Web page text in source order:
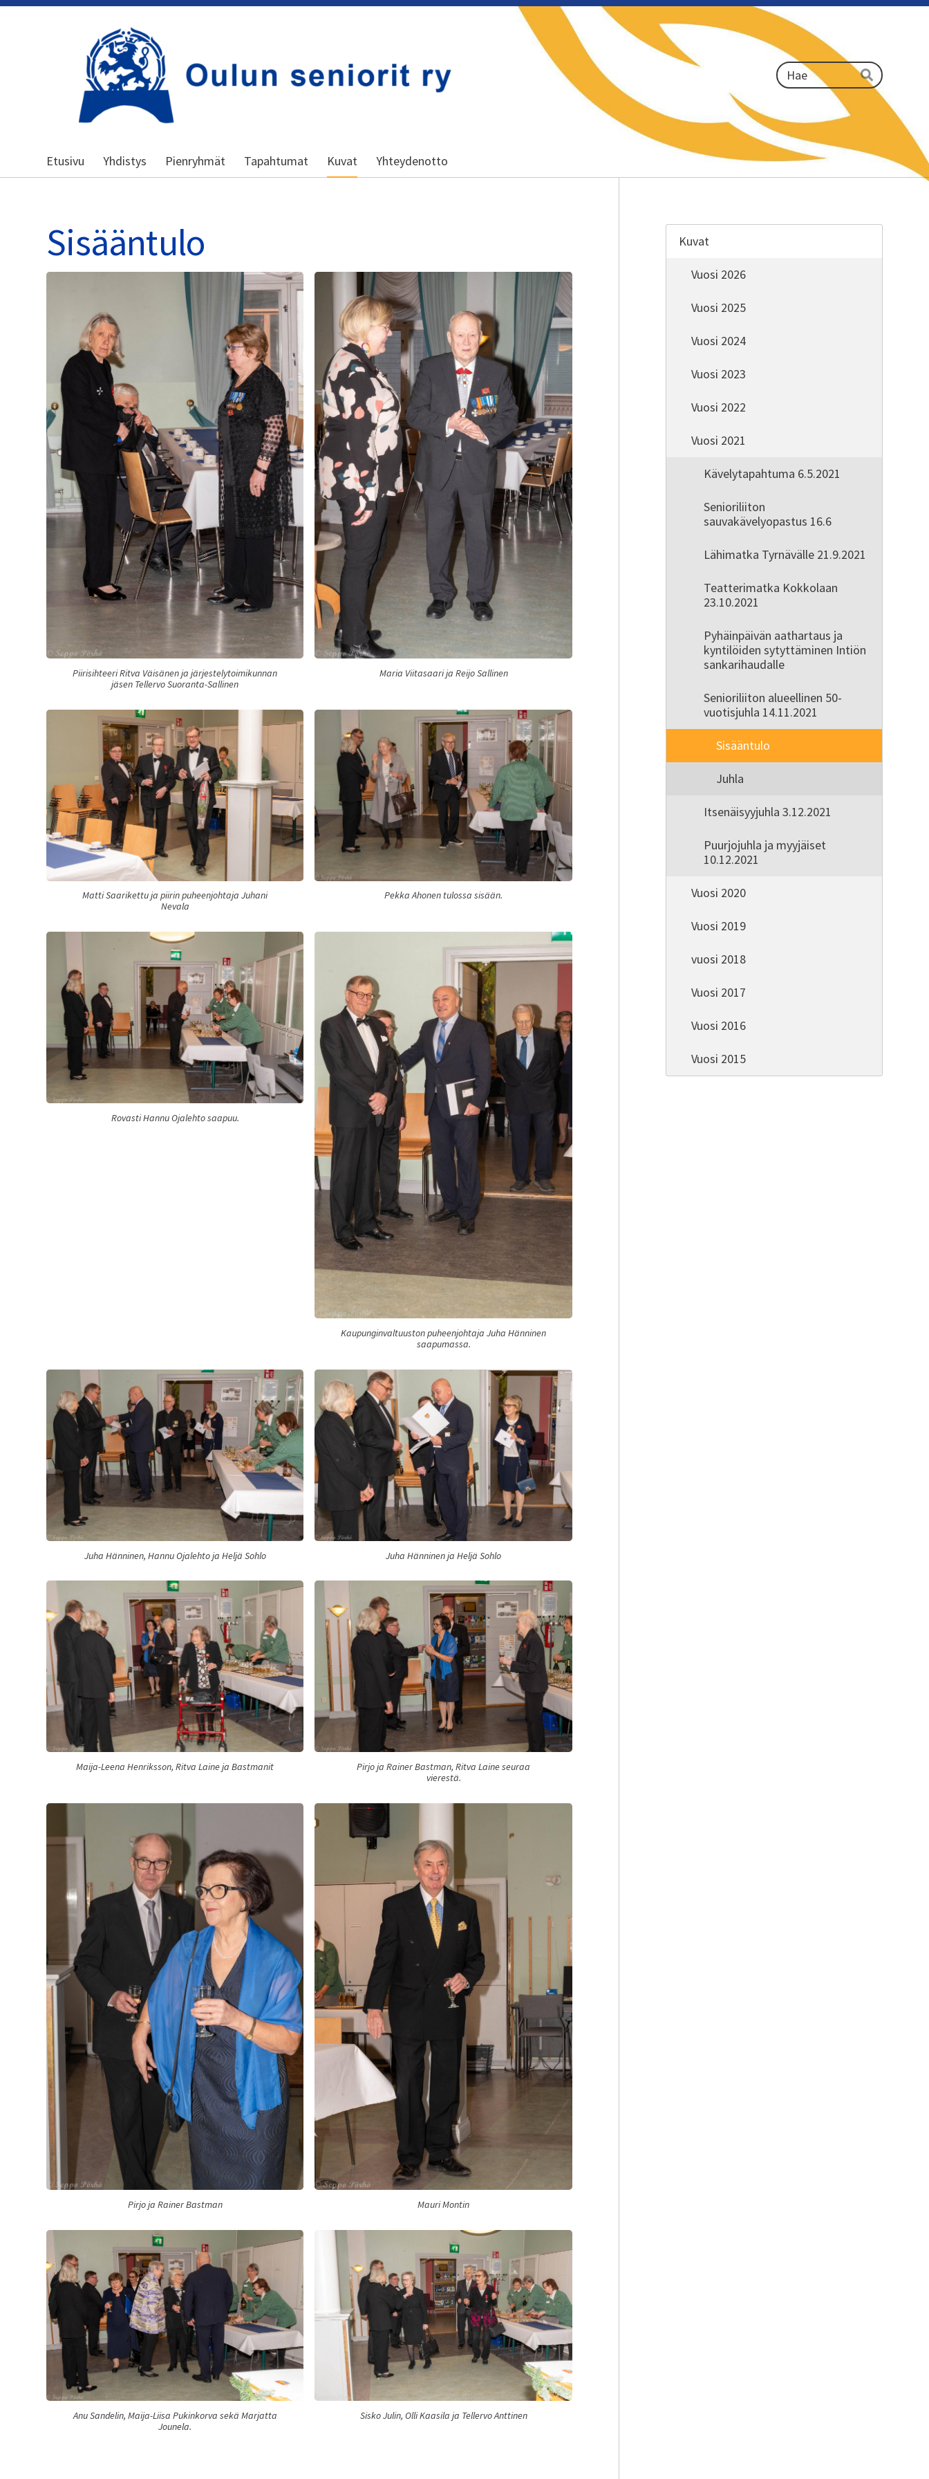
Kansallinen senioriliitto
Haku
Hae
Etusivu Yhdistys Pienryhmät Tapahtumat Kuvat Yhteydenotto
Sisääntulo
Piirisihteeri Ritva Väisänen ja järjestelytoimikunnan
jäsen Tellervo Suoranta-Sallinen
Maria Viitasaari ja Reijo Sallinen
Matti Saarikettu ja piirin puheenjohtaja Juhani
Nevala
Pekka Ahonen tulossa sisään.
Rovasti Hannu Ojalehto saapuu.
Kaupunginvaltuuston puheenjohtaja Juha Hänninen
saapumassa.
Juha Hänninen, Hannu Ojalehto ja Heljä Sohlo Juha Hänninen ja Heljä Sohlo
Maija-Leena Henriksson, Ritva Laine ja Bastmanit
Pirjo ja Rainer Bastman, Ritva Laine seuraa
vierestä.
Pirjo ja Rainer Bastman Mauri Montin
Anu Sandelin, Maija-Liisa Pukinkorva sekä Marjatta
Jounela.
Sisko Julin, Olli Kaasila ja Tellervo Anttinen
Kuvat
Vuosi 2026
Vuosi 2025
Vuosi 2024
Vuosi 2023
Vuosi 2022
Vuosi 2021
Kävelytapahtuma 6.5.2021
Senioriliiton
sauvakävelyopastus 16.6
Lähimatka Tyrnävälle 21.9.2021
Teatterimatka Kokkolaan
23.10.2021
Pyhäinpäivän aathartaus ja
kyntilöiden sytyttäminen Intiön
sankarihaudalle
Senioriliiton alueellinen 50-
vuotisjuhla 14.11.2021
Sisääntulo
Juhla
Itsenäisyyjuhla 3.12.2021
Puurjojuhla ja myyjäiset
10.12.2021
Vuosi 2020
Vuosi 2019
vuosi 2018
Vuosi 2017
Vuosi 2016
Vuosi 2015